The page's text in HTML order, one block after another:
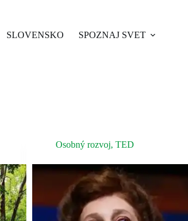
SLOVENSKO SPOZNAJ SVET
Osobný rozvoj, TED